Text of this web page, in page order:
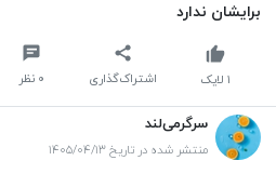
برایشان ندارد
اشتراک‌گذاری ۰ نظر ۱ لایک
سرگرمی‌لند
منتشر شده در تاریخ ۱۴۰۵/۰۴/۱۳